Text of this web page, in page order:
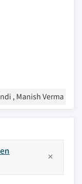
, Manish Verma